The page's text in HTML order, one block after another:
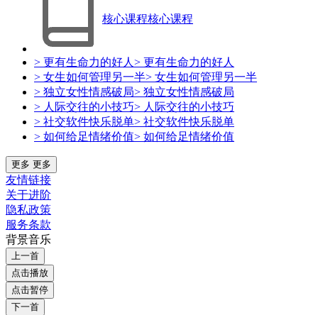
核心课程核心课程
> 更有生命力的好人 > 更有生命力的好人
> 女生如何管理另一半> 女生如何管理另一半
> 独立女性情感破局> 独立女性情感破局
> 人际交往的小技巧> 人际交往的小技巧
> 社交软件快乐脱单> 社交软件快乐脱单
> 如何给足情绪价值> 如何给足情绪价值
更多 更多
友情链接
关于进阶
隐私政策
服务条款
背景音乐
上一首
点击播放
点击暂停
下一首